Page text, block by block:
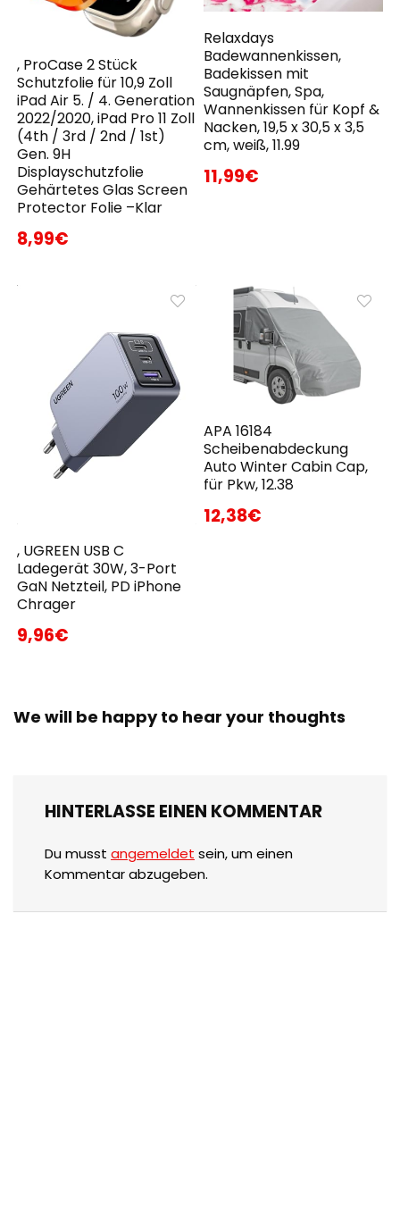
, ProCase 2 Stück
Schutzfolie für 10,9 Zoll
iPad Air 5. / 4. Generation
2022/2020, iPad Pro 11 Zoll
(4th / 3rd / 2nd / 1st)
Gen. 9H
Displayschutzfolie
Gehärtetes Glas Screen
Protector Folie –Klar
8,99€
Relaxdays
Badewannenkissen,
Badekissen mit
Saugnäpfen, Spa,
Wannenkissen für Kopf &
Nacken, 19,5 x 30,5 x 3,5
cm, weiß, 11.99
11,99€
, UGREEN USB C
Ladegerät 30W, 3-Port
GaN Netzteil, PD iPhone
Chrager
9,96€
APA 16184
Scheibenabdeckung
Auto Winter Cabin Cap,
für Pkw, 12.38
12,38€
We will be happy to hear your thoughts
HINTERLASSE EINEN KOMMENTAR
Du musst angemeldet sein, um einen
Kommentar abzugeben.